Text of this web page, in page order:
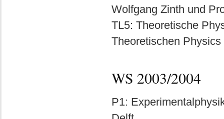
Wolfgang Zinth und
TL5: Theoretische
Theoretischen
WS 2003/2004
P1: